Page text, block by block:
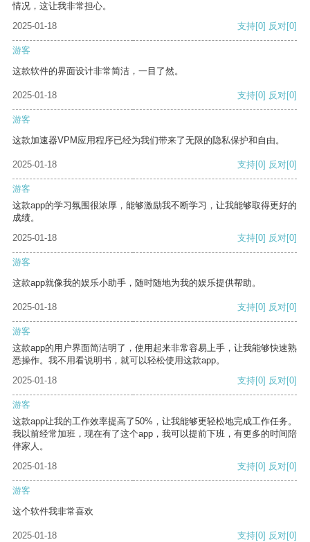
情况，这让我非常担心。
2025-01-18
支持[0] 反对[0]
游客
这款软件的界面设计非常简洁，一目了然。
2025-01-18 支持[0] 反对[0]
游客
这款加速器VPM应用程序已经为我们带来了无限的隐私保护和自由。
2025-01-18 支持[0] 反对[0]
游客
这款app的学习氛围很浓厚，能够激励我不断学习，让我能够取得更好的
成绩。
2025-01-18
支持[0] 反对[0]
游客
这款app就像我的娱乐小助手，随时随地为我的娱乐提供帮助。
2025-01-18 支持[0] 反对[0]
游客
这款app的用户界面简洁明了，使用起来非常容易上手，让我能够快速熟
悉操作。我不用看说明书，就可以轻松使用这款app。
2025-01-18
支持[0] 反对[0]
游客
这款app让我的工作效率提高了50%，让我能够更轻松地完成工作任务。
我以前经常加班，现在有了这个app，我可以提前下班，有更多的时间陪
伴家人。
2025-01-18
支持[0] 反对[0]
游客
这个软件我非常喜欢
2025-01-18 支持[0] 反对[0]